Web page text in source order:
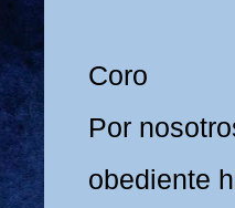
Coro
Por
obediente